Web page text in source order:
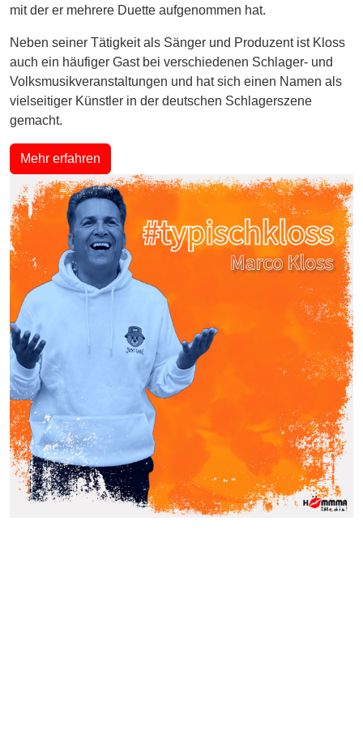
mit der er mehrere Duette aufgenommen hat.
Neben seiner Tätigkeit als Sänger und Produzent ist Kloss
auch ein häufiger Gast bei verschiedenen Schlager- und
Volksmusikveranstaltungen und hat sich einen Namen als
vielseitiger Künstler in der deutschen Schlagerszene
gemacht.
Mehr erfahren